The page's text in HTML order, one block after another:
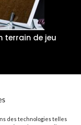
des technologies telles
terrain de jeu